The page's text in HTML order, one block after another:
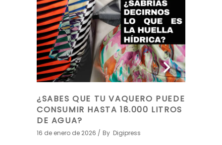
¿SABES QUE TU VAQUERO PUEDE
CONSUMIR HASTA 18.000 LITROS
DE AGUA?
16 de enero de 2026 By Digipress